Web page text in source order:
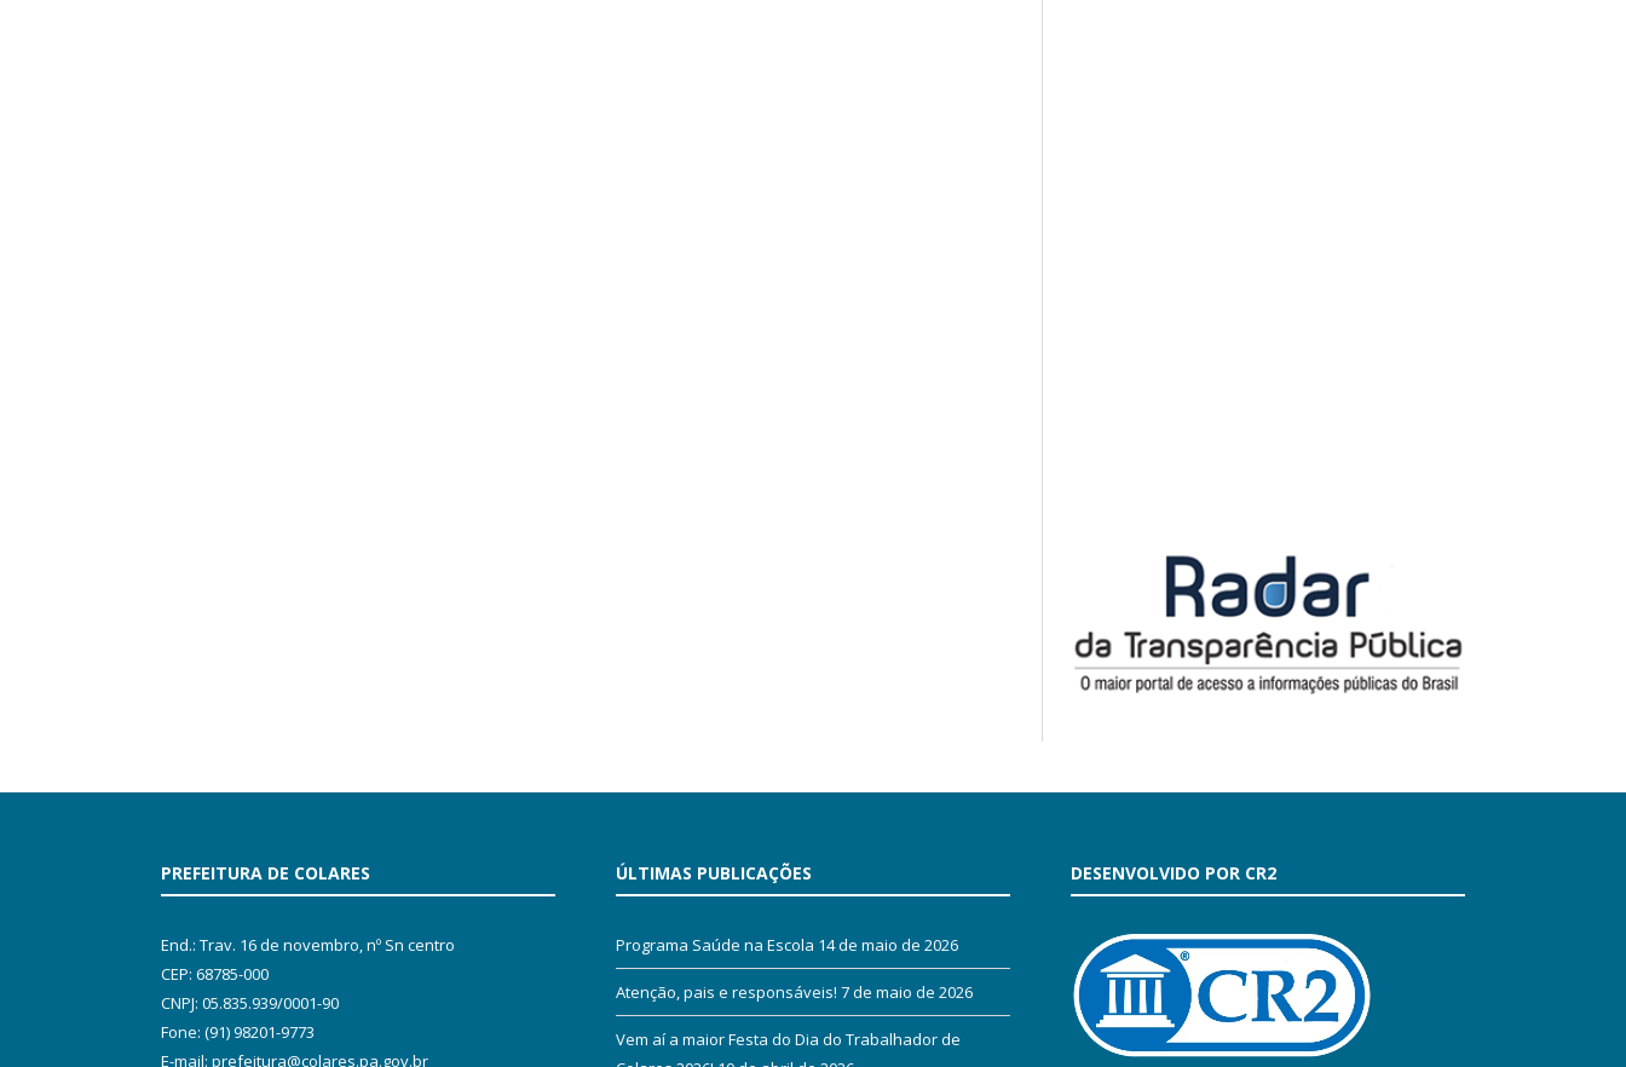
PREFEITURA DE COLARES
End.: Trav. 16 de novembro, nº Sn centro
CEP: 68785-000
CNPJ: 05.835.939/0001-90
Fone: (91) 98201-9773
E-mail: prefeitura@colares.pa.gov.br
ÚLTIMAS PUBLICAÇÕES
Programa Saúde na Escola 14 de maio de 2026
Atenção, pais e responsáveis! 7 de maio de 2026
Vem aí a maior Festa do Dia do Trabalhador de
DESENVOLVIDO POR CR2